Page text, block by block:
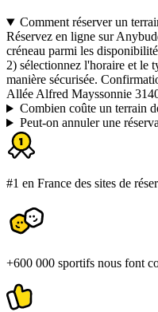
Comment réserver un
Réservez en ligne sur
créneau parmi les
2) sélectionnez l'horaire et le
manière sécurisée.
Allée Alfred Mayssonnie
Combien coûte un terrain
Peut-on annuler une
#1 en France des sites de
+600 000 sportifs nous font